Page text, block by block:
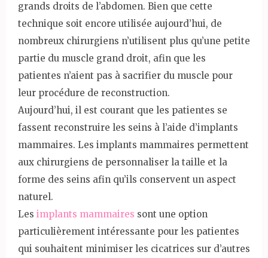
grands droits de l’abdomen. Bien que cette
technique soit encore utilisée aujourd’hui, de
nombreux chirurgiens n’utilisent plus qu’une petite
partie du muscle grand droit, afin que les
patientes n’aient pas à sacrifier du muscle pour
leur procédure de reconstruction.
Aujourd’hui, il est courant que les patientes se
fassent reconstruire les seins à l’aide d’implants
mammaires. Les implants mammaires permettent
aux chirurgiens de personnaliser la taille et la
forme des seins afin qu’ils conservent un aspect
naturel.
Les implants mammaires sont une option
particulièrement intéressante pour les patientes
qui souhaitent minimiser les cicatrices sur d’autres